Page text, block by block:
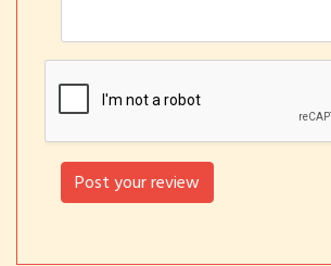
Post your review